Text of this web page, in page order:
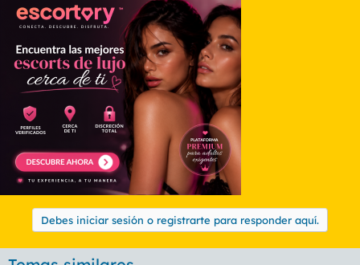
Debes iniciar sesión o registrarte para responder aquí.